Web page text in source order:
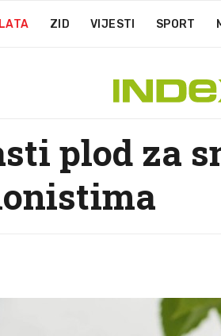
ZID VIJESTI SPORT
plod za